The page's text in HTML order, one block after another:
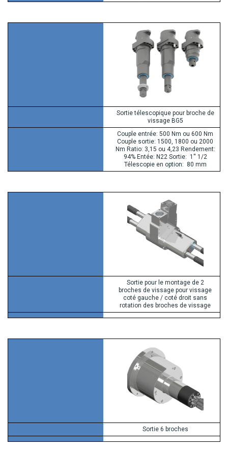
Sortie télescopique pour broche de
vissage BG5
Couple entrée: 500 Nm ou 600 Nm
Couple sortie: 1500, 1800 ou 2000
Nm Ratio: 3,15 ou 4,23 Rendement:
94% Entée: N22 Sortie: 1'' 1/2
Télescopie en option: 80 mm
Sortie pour le montage de 2
broches de vissage pour vissage
coté gauche / coté droit sans
rotation des broches de vissage
Sortie 6 broches